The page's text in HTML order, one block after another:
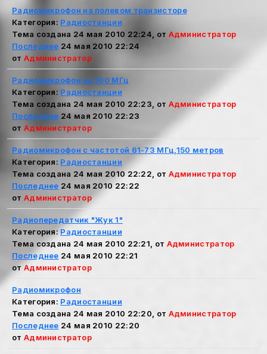
Радиомикрофон на полевом транзисторе
Категория: Радиостанции
Тема создана 24 мая 2010 22:24, от Администратор
Последнее 24 мая 2010 22:24
от Администратор
Радиомикрофон на 100 МГц
Категория: Радиостанции
Тема создана 24 мая 2010 22:23, от Администратор
Последнее 24 мая 2010 22:23
от Администратор
Радиомикрофон с частотой 61-73 МГц,150 метров
Категория: Радиостанции
Тема создана 24 мая 2010 22:22, от Администратор
Последнее 24 мая 2010 22:22
от Администратор
Радиопередатчик "Жук 1"
Категория:Радиостанции
Тема создана 24 мая 2010 22:21, от Администратор
Последнее 24 мая 2010 22:21
от Администратор
Радиомикрофон
Категория: Радиостанции
Тема создана 24 мая 2010 22:20, от Администратор
Последнее 24 мая 2010 22:20
от Администратор